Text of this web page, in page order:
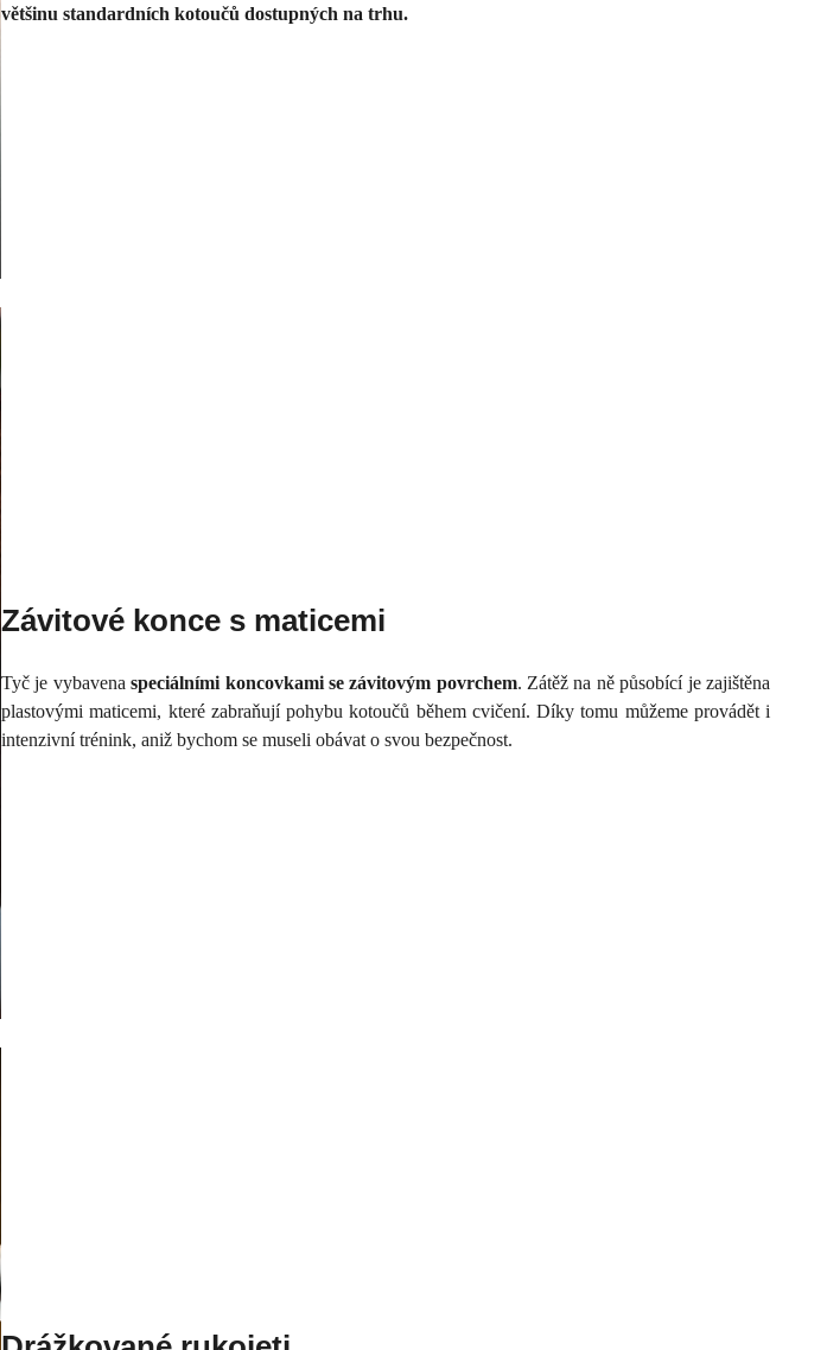
většinu standardních kotoučů dostupných na trhu.
Závitové konce s maticemi
Tyč je vybavenaspeciálními koncovkami se závitovým povrchem. Zátěž na ně působící je zajištěna
plastovými maticemi, které zabraňují pohybu kotoučů během cvičení. Díky tomu můžeme provádět i
intenzivní trénink, aniž bychom se museli obávat o svou bezpečnost.